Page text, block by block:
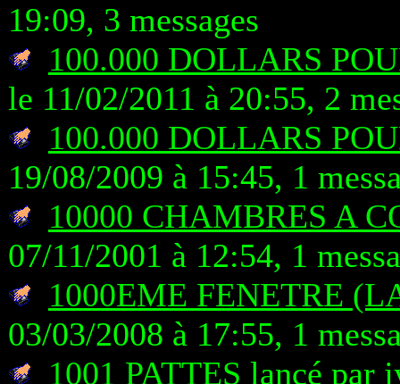
19:09, 3 messages
100.000 DOLLARS
le 11/02/2011 à 20:55, 2
100.000 DOLLARS
19/08/2009 à 15:45, 1
10000 CHAMBRES A
07/11/2001 à 12:54, 1
1000EME FENETRE
03/03/2008 à 17:55, 1
1001 PATTES lancé par